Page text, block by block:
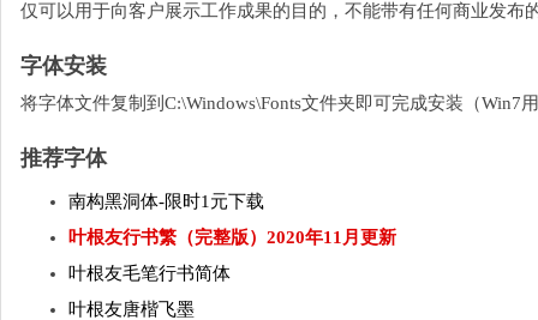
仅可以用于向客户展示工作成果的目的，不能带有任何商业发布
字体安装
将字体文件复制到C:\Windows\Fonts文件夹即可完成安装（Win7
推荐字体
南构黑洞体-限时1元下载
叶根友行书繁（完整版）2020年11月更新
叶根友毛笔行书简体
叶根友唐楷飞墨